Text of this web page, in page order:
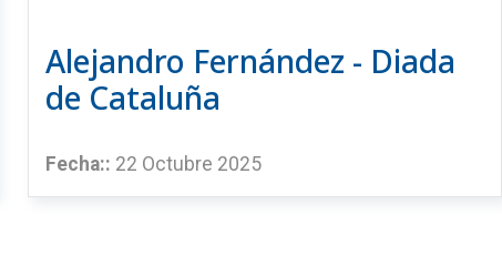
Alejandro Fernández - Diada
de Cataluña
Fecha:: 22 Octubre 2025